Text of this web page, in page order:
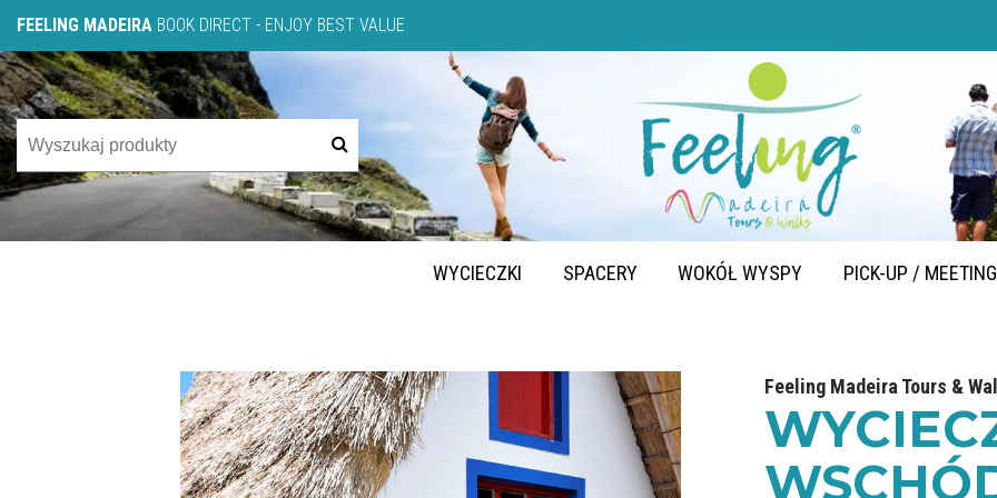
FEELING MADEIRA BOOK DIRECT - ENJOY BEST VALUE
WYCIECZKI SPACERY WOKÓŁ WYSPY PICK-UP /
Feeling Madeira Tours &